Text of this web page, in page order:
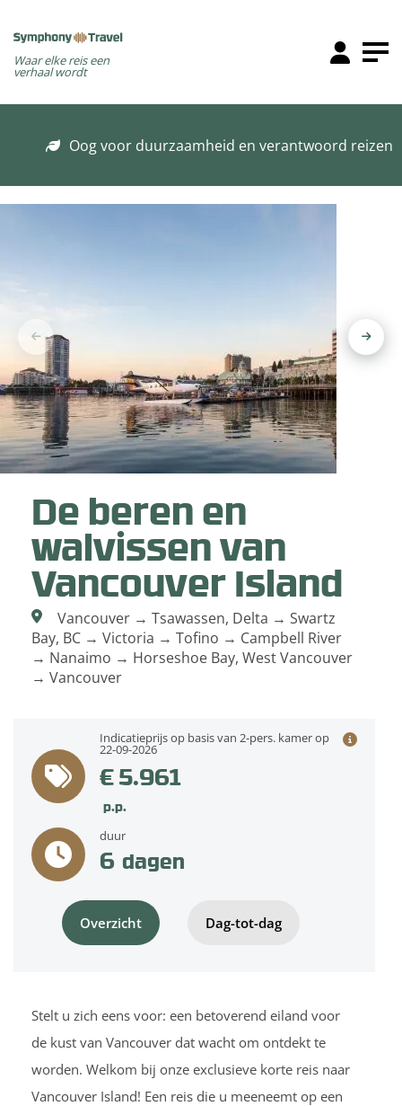
Waar elke reis een
verhaal wordt
Oog voor duurzaamheid en verantwoord reizen
De beren en
walvissen van
Vancouver Island
Vancouver → Tsawassen, Delta → Swartz
Bay, BC → Victoria → Tofino → Campbell River
→ Nanaimo → Horseshoe Bay, West Vancouver
→ Vancouver
Overzicht Dag-tot-dag
Indicatieprijs op basis van 2-pers. kamer op
22-09-2026
€ 5.961
p.p.
duur
6 dagen
Stelt u zich eens voor: een betoverend eiland voor
de kust van Vancouver dat wacht om ontdekt te
worden. Welkom bij onze exclusieve korte reis naar
Vancouver Island! Een reis die u meeneemt op een